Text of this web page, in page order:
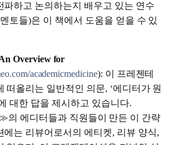
파하고 논의하는지 배우고 있는 연수
토들)은 이 책에서 도움을 얻을 수 있
Overview for
academicmedicine): 이 프레젠테
떠올리는 일반적인 의문, ‘에디터가 원
대한 답을 제시하고 있습니다.
의 에디터들과 직원들이 만든 이 간략
에는 리뷰어로서의 에티켓, 리뷰 양식,